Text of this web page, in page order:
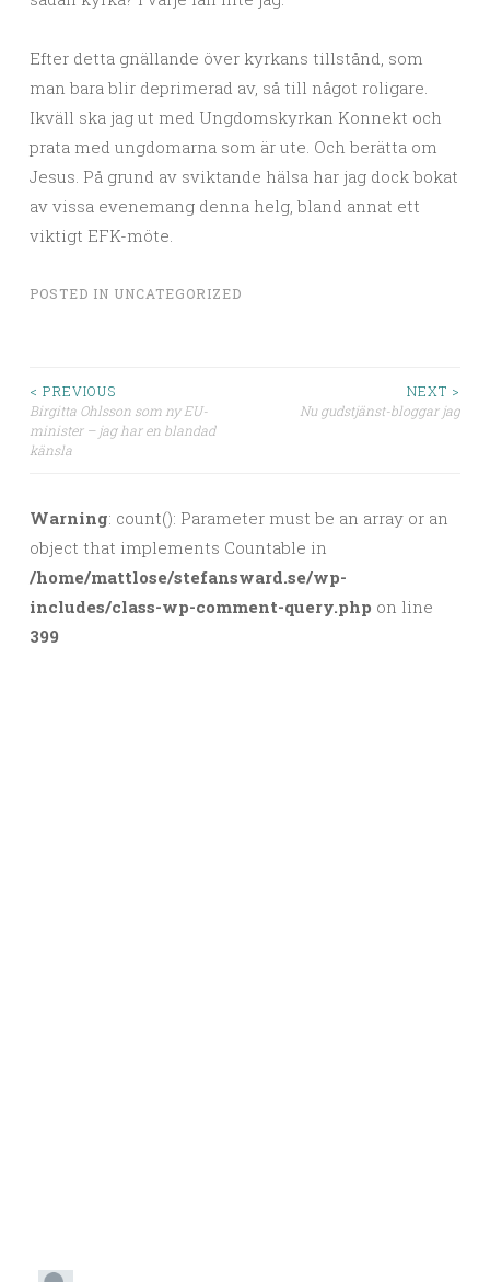
Efter detta gnällande över kyrkans tillstånd, som
man bara blir deprimerad av, så till något roligare.
Ikväll ska jag ut med Ungdomskyrkan Konnekt och
prata med ungdomarna som är ute. Och berätta om
Jesus. På grund av sviktande hälsa har jag dock bokat
av vissa evenemang denna helg, bland annat ett
viktigt EFK-möte.
POSTED IN UNCATEGORIZED
Post navigation
< PREVIOUS
Birgitta Ohlsson som ny EU-
minister – jag har en blandad
känsla
NEXT >
Nu gudstjänst-bloggar jag
Warning: count(): Parameter must be an array or an
object that implements Countable in
/home/mattlose/stefansward.se/wp-
includes/class-wp-comment-query.php on line
399